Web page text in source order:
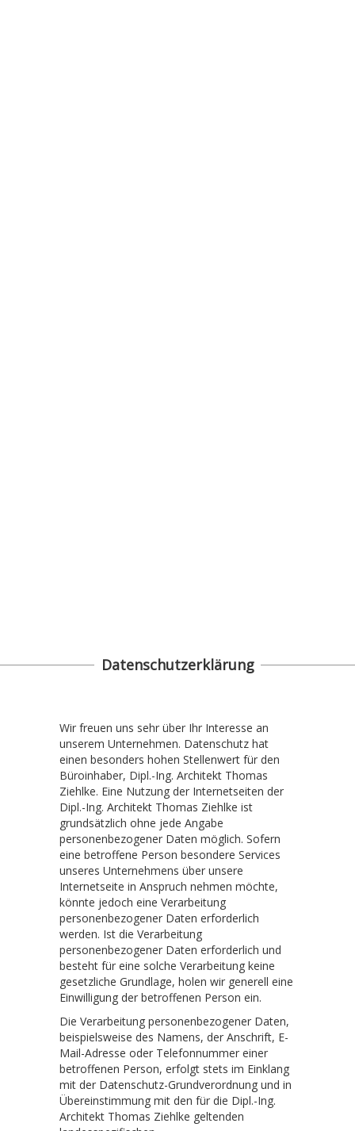
Datenschutzerklärung
Wir freuen uns sehr über Ihr Interesse an
unserem Unternehmen. Datenschutz hat
einen besonders hohen Stellenwert für den
Büroinhaber, Dipl.-Ing. Architekt Thomas
Ziehlke. Eine Nutzung der Internetseiten der
Dipl.-Ing. Architekt Thomas Ziehlke ist
grundsätzlich ohne jede Angabe
personenbezogener Daten möglich. Sofern
eine betroffene Person besondere Services
unseres Unternehmens über unsere
Internetseite in Anspruch nehmen möchte,
könnte jedoch eine Verarbeitung
personenbezogener Daten erforderlich
werden. Ist die Verarbeitung
personenbezogener Daten erforderlich und
besteht für eine solche Verarbeitung keine
gesetzliche Grundlage, holen wir generell eine
Einwilligung der betroffenen Person ein.
Die Verarbeitung personenbezogener Daten,
beispielsweise des Namens, der Anschrift, E-
Mail-Adresse oder Telefonnummer einer
betroffenen Person, erfolgt stets im Einklang
mit der Datenschutz-Grundverordnung und in
Übereinstimmung mit den für die Dipl.-Ing.
Architekt Thomas Ziehlke geltenden